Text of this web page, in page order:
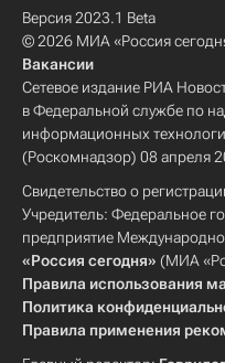
Версия 2023.1 Beta
© 2026 МИА «Россия
Вакансии
Сетевое издание РИА
в Федеральной службе по
информационных
(Роскомнадзор) 08 апреля
Свидетельство о
Учредитель: Федеральное
предприятие
«Россия сегодня» (МИА
Правила использования
Политика
Правила применения